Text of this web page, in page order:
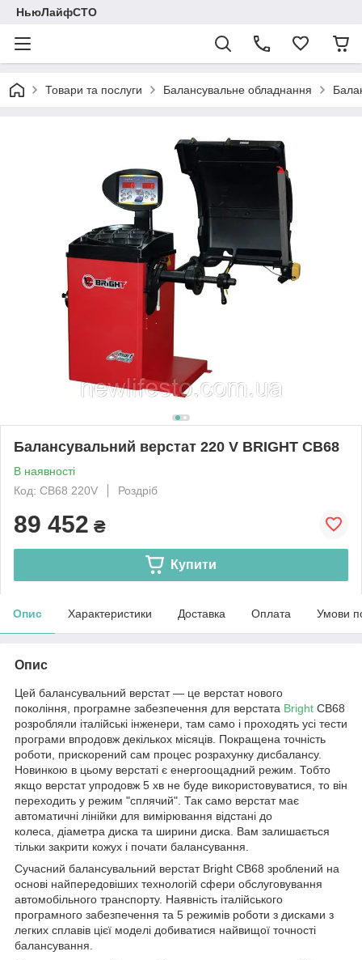
НьюЛайфСТО
Товари та послуги Балансувальне обладнання
Балансувальний верстат 220 V BRIGHT CB68
В наявності
Код: CB68 220V
Роздріб
89 452 ₴
Купити
Опис Характеристики Доставка Оплата Умови
Опис
Цей балансувальний верстат — це верстат нового
покоління, програмне забезпечення для верстата Bright CB68
розробляли італійські інженери, там само і проходять усі тести
програми впродовж декількох місяців. Покращена точність
роботи, прискорений сам процес розрахунку дисбалансу.
Новинкою в цьому верстаті є енергоощадний режим. Тобто
якщо верстат упродовж 5 хв не буде використовуватися, то він
переходить у режим "сплячий". Так само верстат має
автоматичні лінійки для вимірювання відстані до
колеса, діаметра диска та ширини диска. Вам залишається
тільки закрити кожух і почати балансування.
Сучасний балансувальний верстат Bright CB68 зроблений на
основі найпередовіших технологій сфери обслуговування
автомобільного транспорту. Наявність італійського
програмного забезпечення та 5 режимів роботи з дисками з
легких сплавів цієї моделі добиватися найвищої точності
балансування.